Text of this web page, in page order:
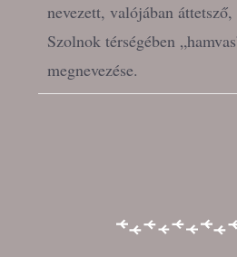
nevezett, valójában
Szolnok térségében
megnevezése.